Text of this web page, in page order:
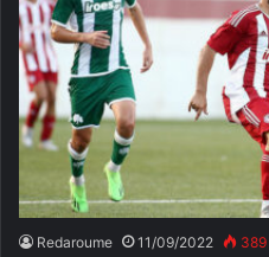
Redaroume 11/09/2022 389